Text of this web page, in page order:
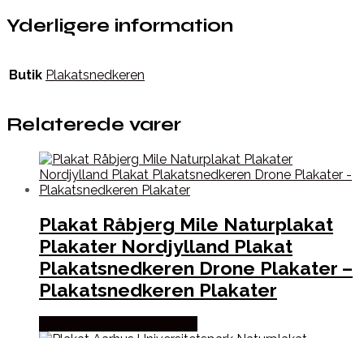
Yderligere information
Butik Plakatsnedkeren
Relaterede varer
Plakat Råbjerg Mile Naturplakat
Plakater Nordjylland Plakat
Plakatsnedkeren Drone Plakater –
Plakatsnedkeren Plakater